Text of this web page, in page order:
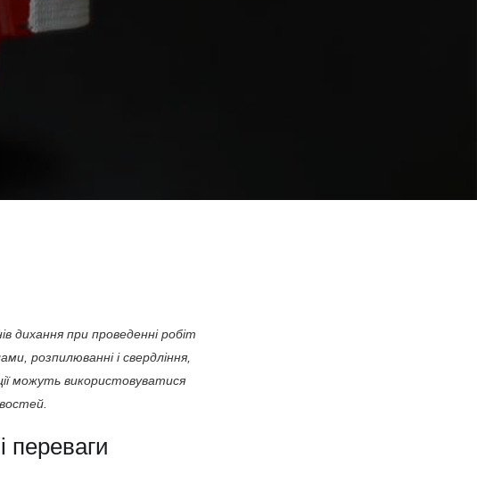
дихання при проведенні робіт
розпилюванні і свердління,
можуть використовуватися
переваги